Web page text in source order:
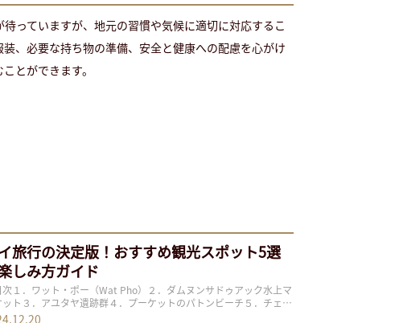
っていますが、地元の習慣や気候に適切に対応するこ
、必要な持ち物の準備、安全と健康への配慮を心がけ
とができます。
旅行の決定版！おすすめ観光スポット5選
しみ方ガイド
１．ワット・ポー（Wat Pho）２．ダムヌンサドゥアック水上マ
ット３．アユタヤ遺跡群４．プーケットのパトンビーチ５．チェン
ナイトバザール タイは美しい寺院やビーチ、グルメ、そしてタイ